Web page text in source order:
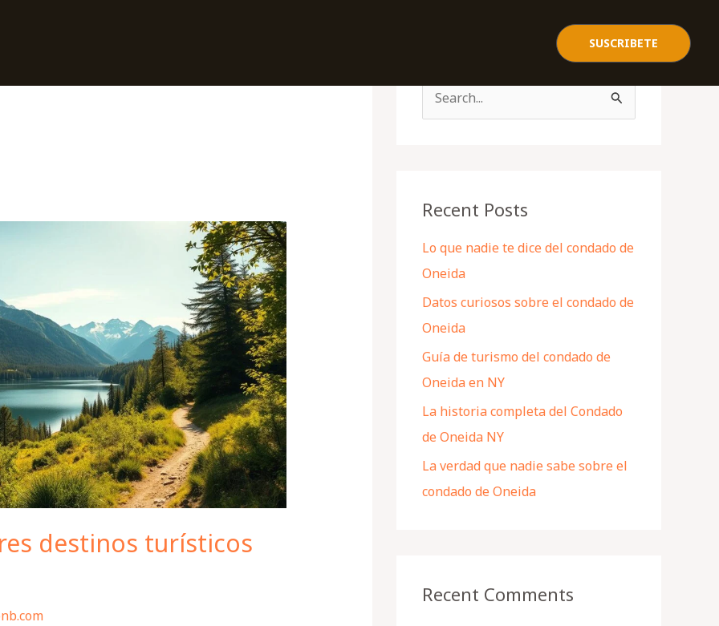
SUSCRIBETE
destinos turísticos
c
f
o
r
:
Recent Posts
Lo que nadie te dice del condado de
Oneida
Datos curiosos sobre el condado de
Oneida
Guía de turismo del condado de
Oneida en NY
La historia completa del Condado
de Oneida NY
La verdad que nadie sabe sobre el
condado de Oneida
Recent Comments